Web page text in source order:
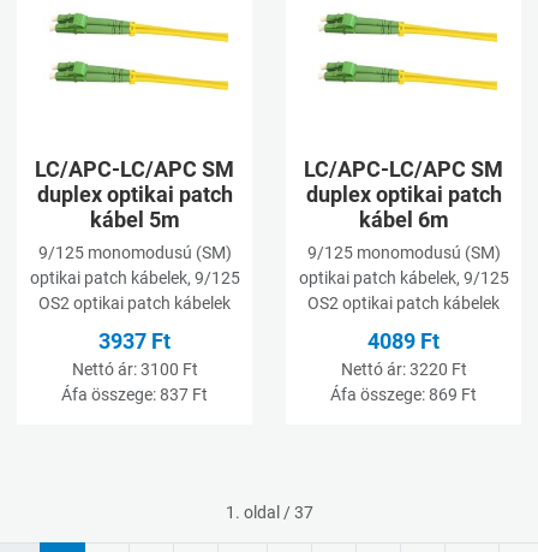
Összehasonlításhoz adom
LC/APC-LC/APC SM
duplex optikai patch
kábel 5m
9/125 monomodusú (SM)
optikai patch kábelek, 9/125
OS2 optikai patch kábelek
3937 Ft
Nettó ár:3100 Ft
Áfa összege:837 Ft
LC/APC-LC/APC SM
duplex optikai patch
kábel 6m
9/125 monomodusú (SM)
optikai patch kábelek, 9/125
OS2 optikai patch kábelek
4089 Ft
Nettó ár:3220 Ft
Áfa összege:869 Ft
1. oldal / 37